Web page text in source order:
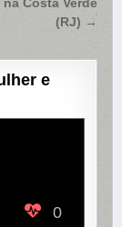
Costa Verde
(RJ) →
e
0